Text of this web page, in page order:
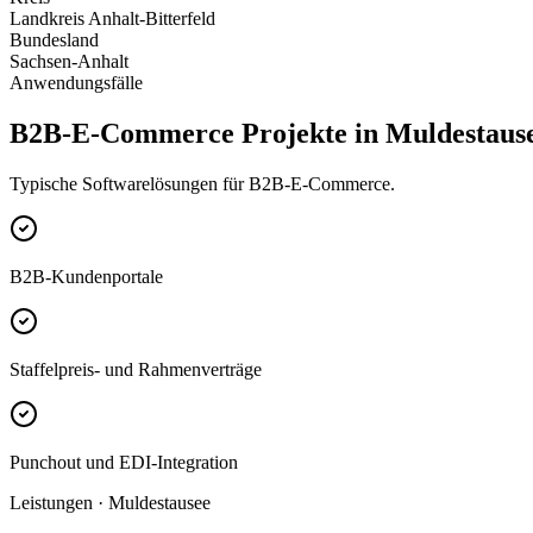
Landkreis Anhalt-Bitterfeld
Bundesland
Sachsen-Anhalt
Anwendungsfälle
B2B-E-Commerce Projekte in
Typische Softwarelösungen für B2B-E-Commerce.
B2B-Kundenportale
Staffelpreis- und Rahmenverträge
Punchout und EDI-Integration
Leistungen · Muldestausee